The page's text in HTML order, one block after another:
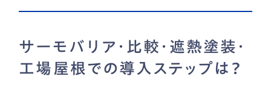
サーモバリア・比較・遮熱塗装・
工場屋根での導入ステップは？